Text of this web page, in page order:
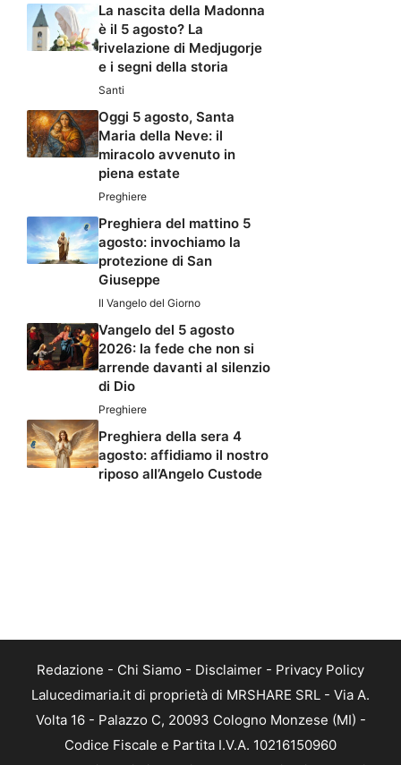
La nascita della Madonna
è il 5 agosto? La
rivelazione di Medjugorje
e i segni della storia
Santi
Oggi 5 agosto, Santa
Maria della Neve: il
miracolo avvenuto in
piena estate
Preghiere
Preghiera del mattino 5
agosto: invochiamo la
protezione di San
Giuseppe
Il Vangelo del Giorno
Vangelo del 5 agosto
2026: la fede che non si
arrende davanti al silenzio
di Dio
Preghiere
Preghiera della sera 4
agosto: affidiamo il nostro
riposo all’Angelo Custode
Redazione - Chi Siamo - Disclaimer - Privacy Policy
Lalucedimaria.it di proprietà di MRSHARE SRL - Via A.
Volta 16 - Palazzo C, 20093 Cologno Monzese (MI) -
Codice Fiscale e Partita I.V.A. 10216150960